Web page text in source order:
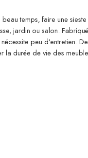
temps, faire une
jardin ou salon.
peu
durée de vie des